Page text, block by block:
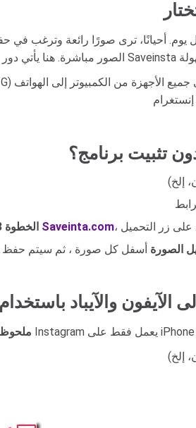
يوم. أحيانًا، ترى صورًا رائعة وترغب
تثبيت برنامج؟
الخطوة 3 Saveinta.com
الصورة